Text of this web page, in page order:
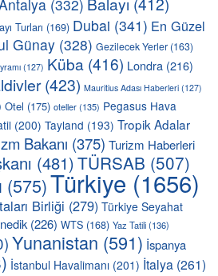
(332)
Turları (169) Dubai (341) En Güzel
Günay (328) Gezilecek Yerler (163)
(127) Küba (416) Londra (216)
(423) Mauritius Adası Haberleri (127)
Otel (175) oteller(135) Pegasus Hava
(200) Tayland (193) Tropik Adalar
Bakanı (375) Turizm Haberleri
(481)TÜRSAB (507)
(575)Türkiye (1656)
Birliği (279) Türkiye Seyahat
(226) WTS (168) Yaz Tatili(136)
Yunanistan (591) İspanya
İstanbul Havalimanı (201) İtalya (261)